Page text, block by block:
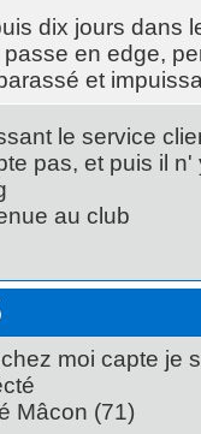
dix jours dans
passe en edge,
et
le service
pas, et puis il
au club
moi capte je
Mâcon (71)